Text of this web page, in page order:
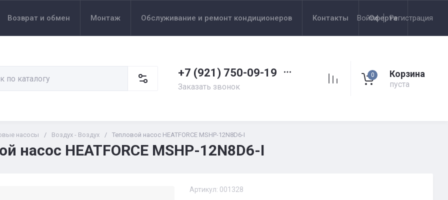
Возврат и обмен Монтаж Обслуживание и ремонт кондиционеров Контакты Оферта
Войти Регистрация
+7 (921) 750-09-19
Заказать звонок
0 Корзина
пуста
насосы / Воздух - Воздух / Тепловой насос HEATFORCE MSHP-12N8D6-I
насос HEATFORCE MSHP-12N8D6-I
Артикул: 001328